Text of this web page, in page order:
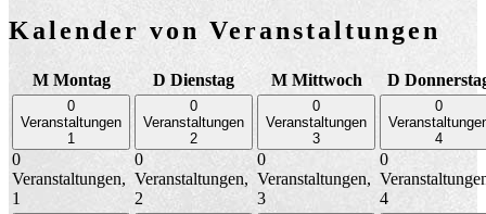
Kalender von Veranstaltungen
M Montag D Dienstag M Mittwoch D
0
Veranstaltungen
1
0
Veranstaltungen,
1
0
Veranstaltungen
2
0
Veranstaltungen,
2
0
Veranstaltungen
3
0
Veranstaltungen,
3
0
4
0
4